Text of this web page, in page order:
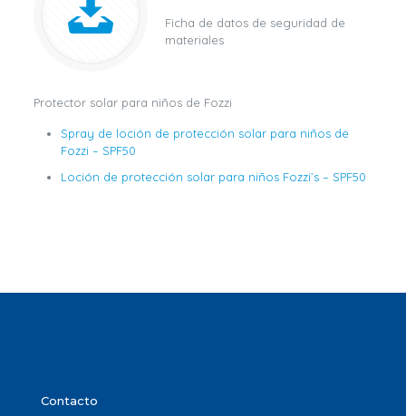
Ficha de datos de seguridad de
materiales
Protector solar para niños de Fozzi
Spray de loción de protección solar para niños de
Fozzi – SPF50
Loción de protección solar para niños Fozzi’s – SPF50
Contacto